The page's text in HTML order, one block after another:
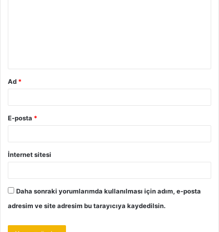
Ad *
E-posta *
İnternet sitesi
Daha sonraki yorumlarımda kullanılması için adım, e-posta
adresim ve site adresim bu tarayıcıya kaydedilsin.